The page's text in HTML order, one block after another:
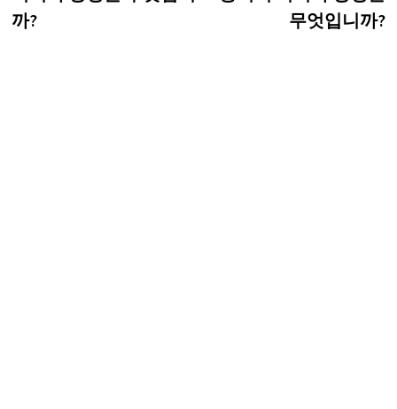
색
까?
무엇입니까?